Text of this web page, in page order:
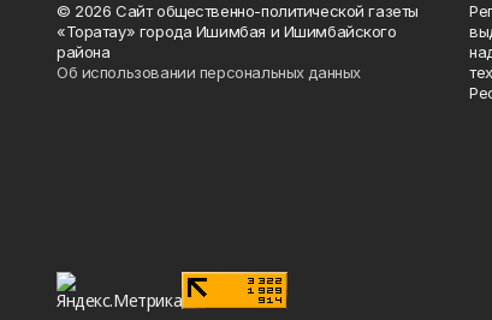
© 2026 Сайт общественно-политической газеты
«Торатау» города Ишимбая и Ишимбайского
района
Об использовании персональных данных